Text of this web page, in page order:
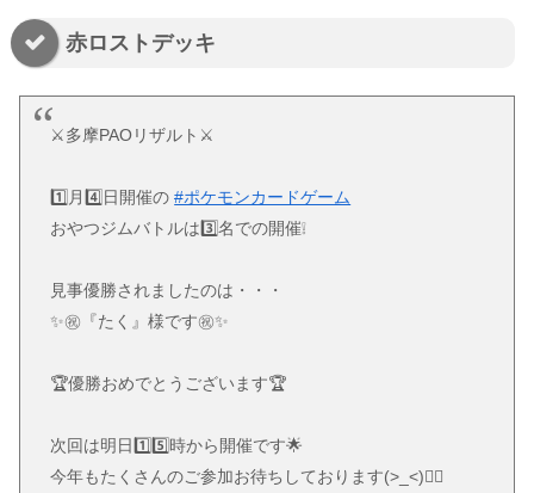
赤ロストデッキ
⚔多摩PAOリザルト⚔
1️⃣月4️⃣日開催の#ポケモンカードゲーム
おやつジムバトルは3️⃣名での開催❕
見事優勝されましたのは・・・
✨㊗『たく』様です㊗✨
🏆優勝おめでとうございます🏆
次回は明日1️⃣5️⃣時から開催です🌟
今年もたくさんのご参加お待ちしております(>_<)👍🏻